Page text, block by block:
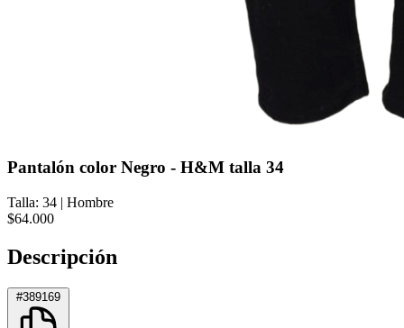
Pantalón color Negro - H&M talla 34
Talla: 34 | Hombre
$64.000
Descripción
#389169